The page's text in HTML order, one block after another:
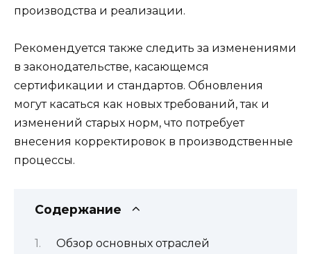
производства и реализации.
Рекомендуется также следить за изменениями
в законодательстве, касающемся
сертификации и стандартов. Обновления
могут касаться как новых требований, так и
изменений старых норм, что потребует
внесения корректировок в производственные
процессы.
Содержание
Обзор основных отраслей